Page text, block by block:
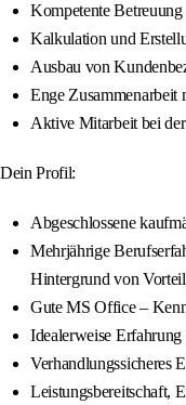
Kompetente
Kalkulation und
Ausbau von
Enge Zusammenarbeit
Aktive Mitarbeit bei
Dein Profil:
Abgeschlossene
Mehrjährige
Hintergrund von
Gute MS Office –
Idealerweise
Verhandlungssicheres
Leistungsbereitschaft,